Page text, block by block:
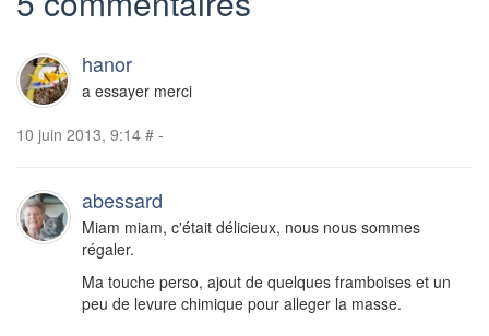
hanor
a essayer merci
10 juin 2013, 9:14 # -
abessard
Miam miam, c'était délicieux, nous nous sommes
régaler.
Ma touche perso, ajout de quelques framboises et un
peu de levure chimique pour alleger la masse.